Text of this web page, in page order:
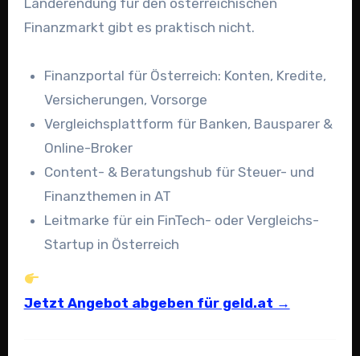
Länderendung für den österreichischen
Finanzmarkt gibt es praktisch nicht.
Finanzportal für Österreich: Konten, Kredite,
Versicherungen, Vorsorge
Vergleichsplattform für Banken, Bausparer &
Online-Broker
Content- & Beratungshub für Steuer- und
Finanzthemen in AT
Leitmarke für ein FinTech- oder Vergleichs-
Startup in Österreich
Jetzt Angebot abgeben für geld.at →